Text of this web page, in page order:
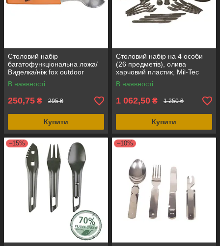
Столовий набір
багатофункціональна ложа/
Виделка/ніж fox outdoor
нержавіюча сталь, MFH
(Німеччина)
В наявності
250,75 ₴ 295 ₴
Купити
Столовий набір на 4 особи
(26 предметів), олива
харчовий пластик, Mil-Tec
(Німеччина)
В наявності
1 062,50 ₴ 1 250 ₴
Купити
–15% –10%